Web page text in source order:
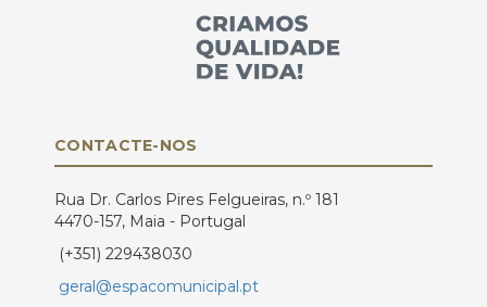
CONTACTE-NOS
Rua Dr. Carlos Pires Felgueiras, n.º 181
4470-157, Maia - Portugal
(+351) 229438030
geral@espacomunicipal.pt